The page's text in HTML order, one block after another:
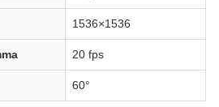
1536×1536
20 fps
60°